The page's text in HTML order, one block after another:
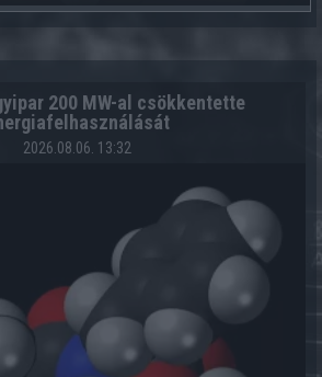
200 MW-al csökkentette
2026.08.06. 13:32